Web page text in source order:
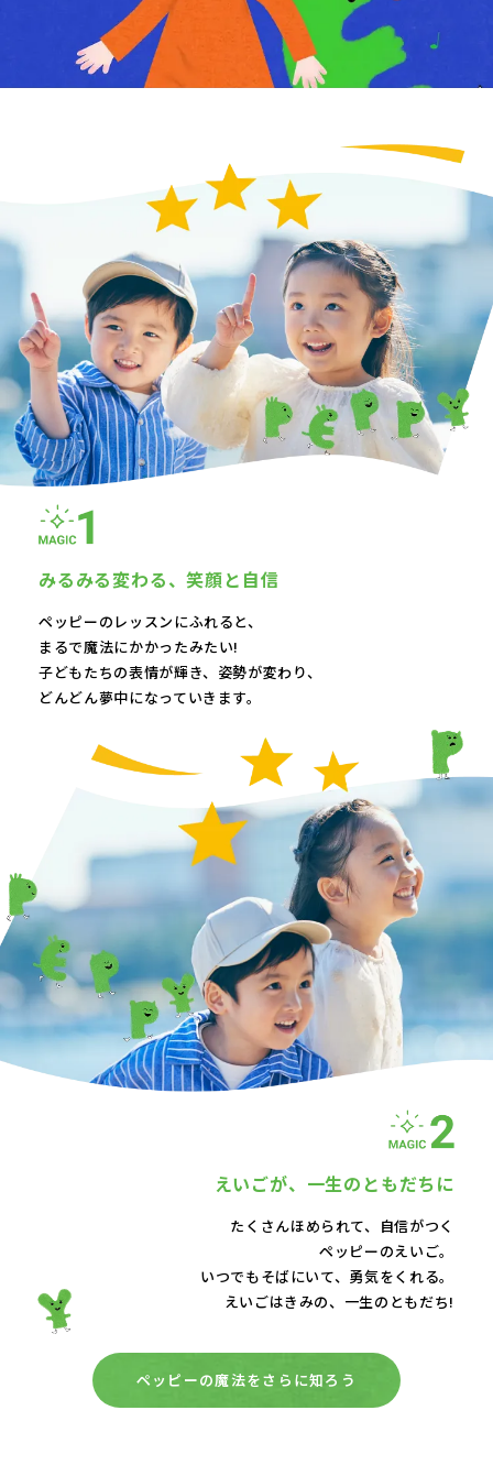
みるみる変わる、笑顔と自信
ペッピーのレッスンにふれると、
まるで魔法にかかったみたい!
子どもたちの表情が輝き、 姿勢が変わり、
どんどん夢中になっていきます。
えいごが、 一生のともだちに
たくさんほめられて、自信がつく
ペッピーのえいご。
いつでもそばにいて、 勇気をくれる。
えいごはきみの、一生のともだち!
ペッピーの魔法をさらに知ろう